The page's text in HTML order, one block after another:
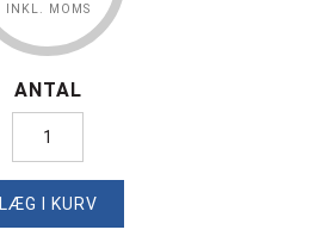
INKL. MOMS
ANTAL
LÆG I KURV